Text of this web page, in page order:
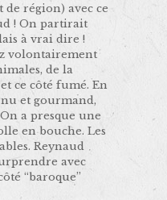
de région) avec ce
! On partirait
à vrai dire !
volontairement
de la
ce côté fumé. En
et gourmand,
a presque une
en bouche. Les
Reynaud
avec
“baroque”